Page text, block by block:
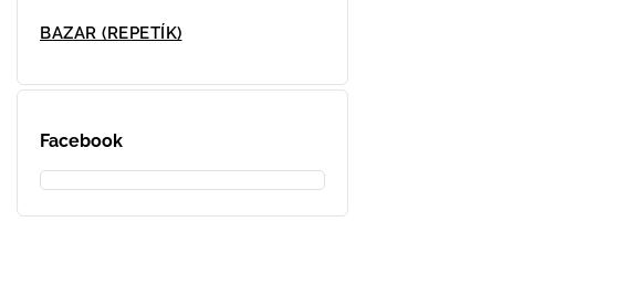
BAZAR (REPETÍK)
Facebook